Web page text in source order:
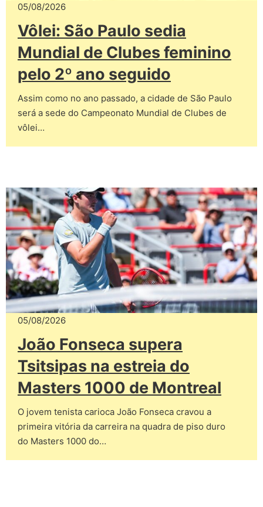
05/08/2026
Vôlei: São Paulo sedia
Mundial de Clubes feminino
pelo 2º ano seguido
Assim como no ano passado, a cidade de São Paulo
será a sede do Campeonato Mundial de Clubes de
vôlei…
05/08/2026
João Fonseca supera
Tsitsipas na estreia do
Masters 1000 de Montreal
O jovem tenista carioca João Fonseca cravou a
primeira vitória da carreira na quadra de piso duro
do Masters 1000 do…